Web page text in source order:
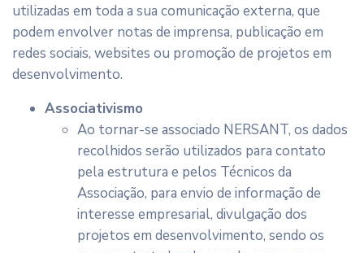
utilizadas em toda a sua comunicação externa, que
podem envolver notas de imprensa, publicação em
redes sociais, websites ou promoção de projetos em
desenvolvimento.
Associativismo
Ao tornar-se associado NERSANT, os dados
recolhidos serão utilizados para contato
pela estrutura e pelos Técnicos da
Associação, para envio de informação de
interesse empresarial, divulgação dos
projetos em desenvolvimento, sendo os